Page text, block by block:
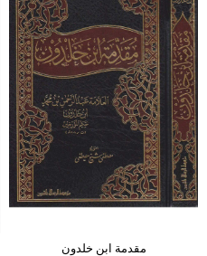
مقدمة ابن خلدون